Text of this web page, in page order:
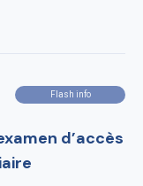
Flash info
d’accès